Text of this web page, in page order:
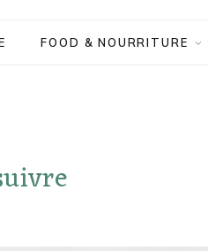
FOOD & NOURRITURE